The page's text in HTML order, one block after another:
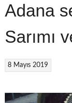
Adana
Sarımı
8 Mayıs 2019